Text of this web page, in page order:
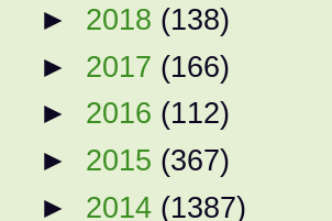
► 2018 (138)
► 2017 (166)
► 2016 (112)
► 2015 (367)
► 2014 (1387)